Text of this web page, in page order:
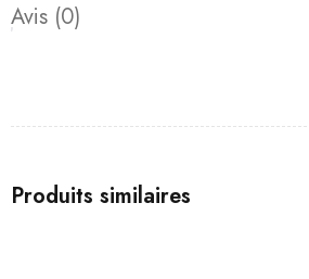
Avis (0)
Produits similaires